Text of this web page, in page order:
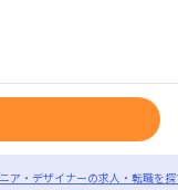
ア・デザイナーの求人・転職を